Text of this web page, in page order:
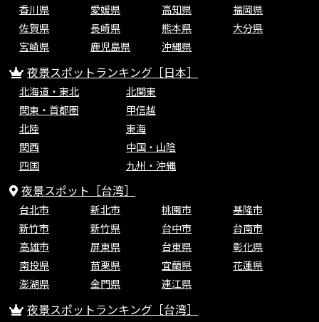
香川県
愛媛県 高知県
福岡県
佐賀県
長崎県 熊本県
大分県
宮崎県
鹿児島県 沖縄県
夜景スポットランキング［日本］
北海道・東北
北関東
関東・首都圏
甲信越
北陸
東海
関西
中国・山陰
四国
九州・沖縄
夜景スポット［台湾］
台北市 新北市 桃園市
基隆市
新竹市
新竹県 台中市
台南市
高雄市
屏東県 台東県
彰化県
南投県
苗栗県 宜蘭県
花蓮県
澎湖県
金門県 連江県
夜景スポットランキング［台湾］